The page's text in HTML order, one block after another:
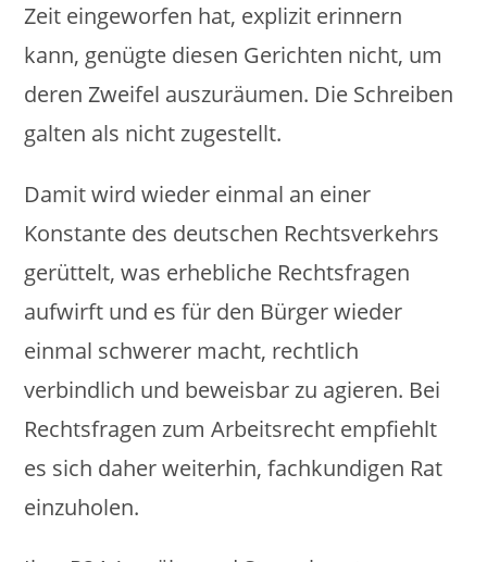
Zeit eingeworfen hat, explizit erinnern
kann, genügte diesen Gerichten nicht, um
deren Zweifel auszuräumen. Die Schreiben
galten als nicht zugestellt.
Damit wird wieder einmal an einer
Konstante des deutschen Rechtsverkehrs
gerüttelt, was erhebliche Rechtsfragen
aufwirft und es für den Bürger wieder
einmal schwerer macht, rechtlich
verbindlich und beweisbar zu agieren. Bei
Rechtsfragen zum Arbeitsrecht empfiehlt
es sich daher weiterhin, fachkundigen Rat
einzuholen.